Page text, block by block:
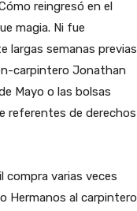
reingresó en el
magia. Ni fue
largas semanas previas
carpintero Jonathan
Mayo o las bolsas
referentes de derechos
compra varias veces
Hermanos al carpintero